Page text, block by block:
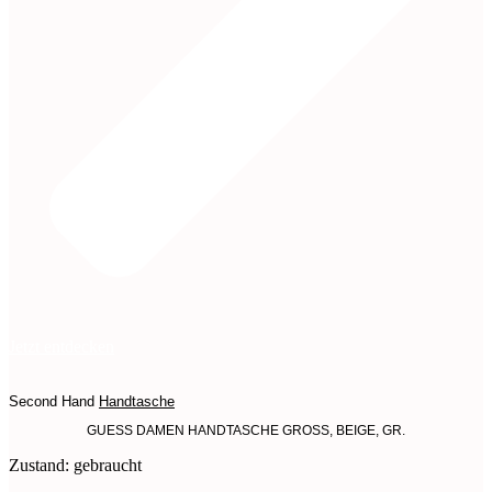
Second Hand Handtasche
GUESS DAMEN HANDTASCHE GROSS, BEIGE, GR.
Zustand: gebraucht